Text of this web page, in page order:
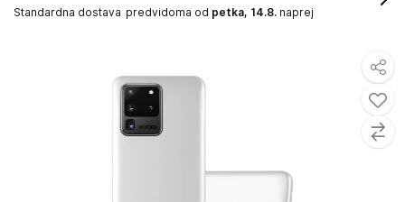
Standardna dostava predvidoma od petka, 14.8. naprej